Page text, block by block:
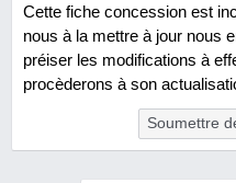
Cette fiche concession est
nous à la mettre à jour nous
préiser les modifications à
procèderons à son
Soumettre